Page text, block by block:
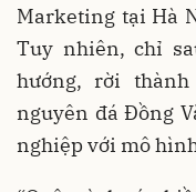
Marketing tại Hà
Tuy nhiên, chỉ
hướng, rời
nguyên đá Đồng
nghiệp với mô